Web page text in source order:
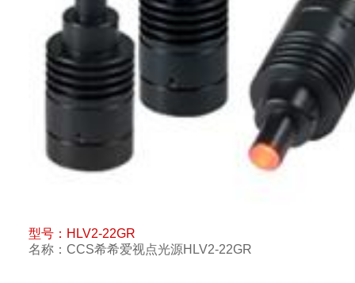
型号： HLV2-22GR
名称： CCS希希爱视点光源HLV2-22GR